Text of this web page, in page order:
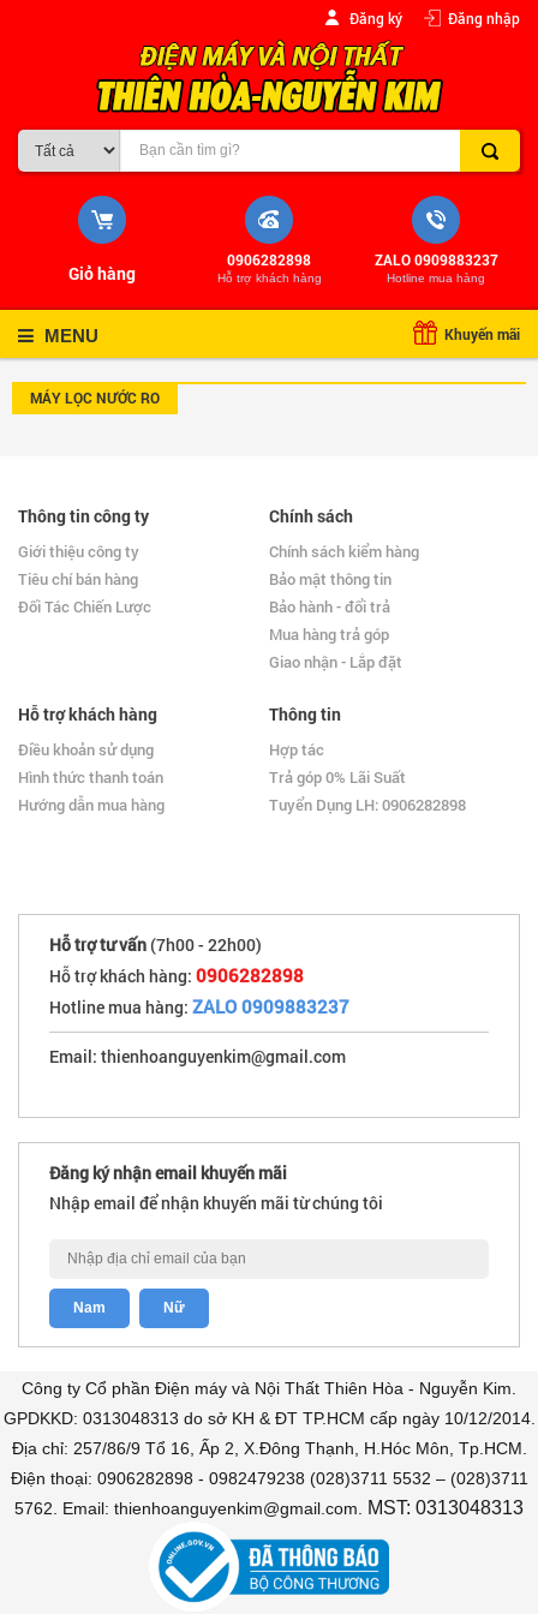
Đăng ký Đăng nhập
ZALO 0909883237
Hotline mua hàng
0906282898
Hỗ trợ khách hàng
Giỏ hàng
Khuyến mãi
MENU
MÁY LỌC NƯỚC RO
Thông tin công ty
Giới thiệu công ty
Tiêu chí bán hàng
Đối Tác Chiến Lược
Chính sách
Chính sách kiểm hàng
Bảo mật thông tin
Bảo hành - đổi trả
Mua hàng trả góp
Giao nhận - Lắp đặt
Hỗ trợ khách hàng
Điều khoản sử dụng
Hình thức thanh toán
Hướng dẫn mua hàng
Thông tin
Hợp tác
Trả góp 0% Lãi Suất
Tuyển Dụng LH: 0906282898
Hỗ trợ tư vấn (7h00 - 22h00)
Hỗ trợ khách hàng: 0906282898
Hotline mua hàng: ZALO 0909883237
Email: thienhoanguyenkim@gmail.com
Đăng ký nhận email khuyến mãi
Nhập email để nhận khuyến mãi từ chúng tôi
Công ty Cổ phần Điện máy và Nội Thất Thiên Hòa - Nguyễn Kim.
GPDKKD: 0313048313 do sở KH & ĐT TP.HCM cấp ngày 10/12/2014.
Địa chỉ: 257/86/9 Tổ 16, Ấp 2, X.Đông Thạnh, H.Hóc Môn, Tp.HCM.
Điện thoại: 0906282898 - 0982479238 (028)3711 5532 – (028)3711
5762. Email: thienhoanguyenkim@gmail.com.
MST: 0313048313